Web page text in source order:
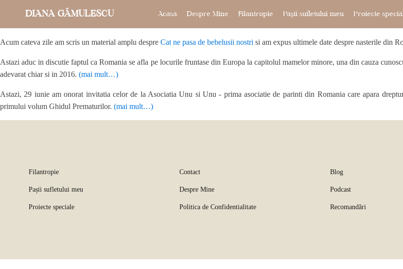
DIANA GĂMULESCU Acasa Despre Mine Filantropie Pașii sufletului meu Proiecte
Acum cateva zile am scris un material amplu despre Cat ne pasa de bebelusii nostri si am expus ultimele date despre nasterile din
Astazi aduc in discutie faptul ca Romania se afla pe locurile fruntase din Europa la capitolul mamelor minore, una din cauza
adevarat chiar si in 2016. (mai mult…)
Astazi, 29 iunie am onorat invitatia celor de la Asociatia Unu si Unu - prima asociatie de parinti din Romania care apara
primului volum Ghidul Prematurilor. (mai mult…)
Filantropie
Pașii sufletului meu
Proiecte speciale
Contact
Despre Mine
Politica de Confidentialitate
Blog
Podcast
Recomandări